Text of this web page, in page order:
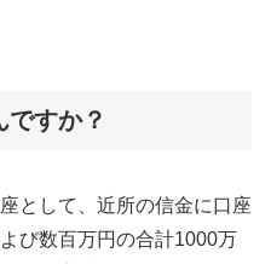
すか？
として、近所の信金に口座
び数百万円の合計1000万